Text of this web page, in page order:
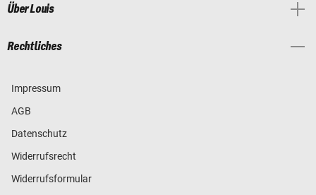
Über Louis
Rechtliches
Impressum
AGB
Datenschutz
Widerrufsrecht
Widerrufsformular